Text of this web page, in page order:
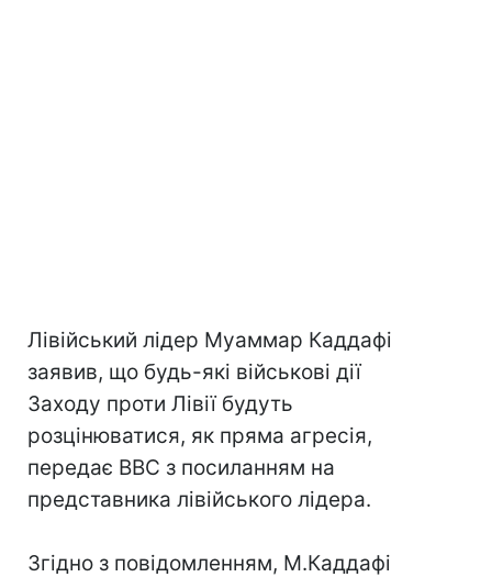
Лівійський лідер Муаммар Каддафі
заявив, що будь-які військові дії
Заходу проти Лівії будуть
розцінюватися, як пряма агресія,
передає BBC з посиланням на
представника лівійського лідера.
Згідно з повідомленням, М.Каддафі